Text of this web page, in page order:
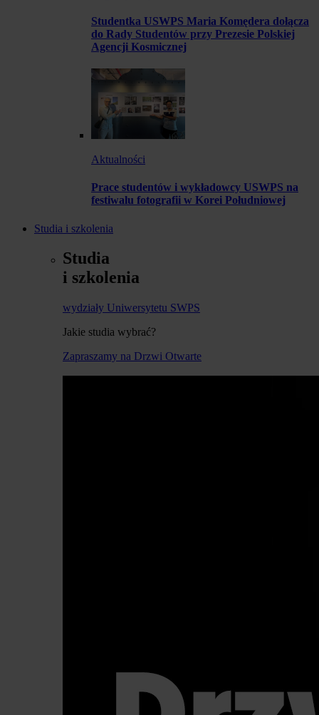
Studentka USWPS Maria Komędera dołącza
do Rady Studentów przy Prezesie Polskiej
Agencji Kosmicznej
Aktualności
Prace studentów i wykładowcy USWPS na
festiwalu fotografii w Korei Południowej
Studia i szkolenia
Studia
i szkolenia
wydziały Uniwersytetu SWPS
Jakie studia wybrać?
Zapraszamy na Drzwi Otwarte